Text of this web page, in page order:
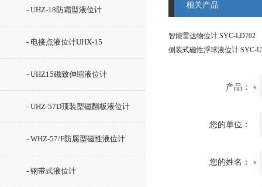
- UHZ-18防霜型液位计
- 电接点液位计UHX-15
- UHZ15磁致伸缩液位计
- UHZ-57D顶装型磁翻板液位计
- WHZ-57/F防腐型磁性液位计
- 钢带式液位计
相关产品
智能雷达物位计 SYC-LD702
侧装式磁性浮球液位计 SYC-
产品：
您的单位：
您的姓名：